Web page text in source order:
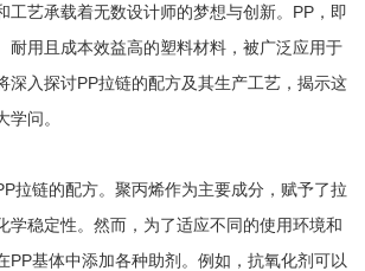
工艺承载着无数设计师的梦想与创新。PP，即
耐用且成本效益高的塑料材料，被广泛应用于
深入探讨PP拉链的配方及其生产工艺，揭示这
问。
拉链的配方。聚丙烯作为主要成分，赋予了拉
学稳定性。然而，为了适应不同的使用环境和
PP基体中添加各种助剂。例如，抗氧化剂可以